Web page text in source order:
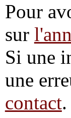
Pour
sur
Si une
une
contact.